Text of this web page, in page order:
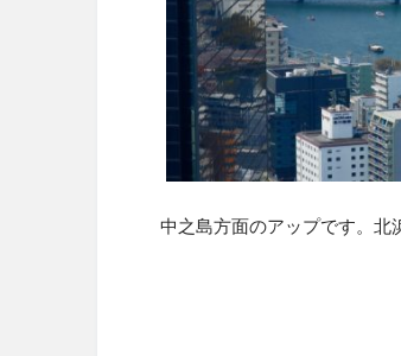
中之島方面のアップです。北